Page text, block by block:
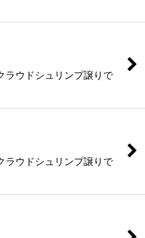
ラウドシュリンプ譲りで
ラウドシュリンプ譲りで